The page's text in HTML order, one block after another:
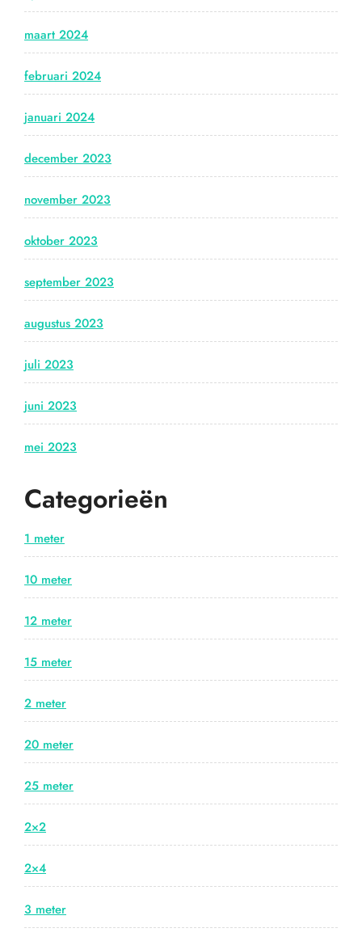
maart 2024
februari 2024
januari 2024
december 2023
november 2023
oktober 2023
september 2023
augustus 2023
juli 2023
juni 2023
mei 2023
Categorieën
1 meter
10 meter
12 meter
15 meter
2 meter
20 meter
25 meter
2×2
2×4
3 meter